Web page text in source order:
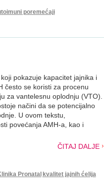
poremećaji
pokazuje kapacitet jajnika i
često se koristi za procenu
za vantelesnu oplodnju (VTO).
načini da se potencijalno
U ovom tekstu,
povećanja AMH-a, kao i
ČITAJ DALJE
Pronatal kvalitet jajnih ćelija